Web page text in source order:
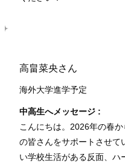
高畠菜央さん
海外大学進学予定
中高生へメッセージ :
こんにちは。2026年の春
の皆さんをサポートさせて
い学校生活がある反面、ハ